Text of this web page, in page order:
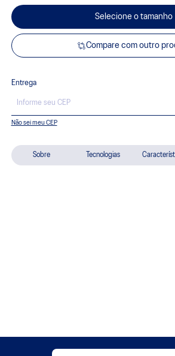
Sobre Tecnologias
Selecione o tamanho
Compare com outro
Entrega
Não sei meu CEP